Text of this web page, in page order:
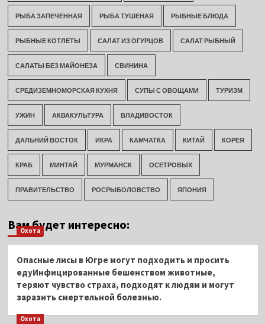
РЫБА ЗАПЕЧЕННАЯ РЫБА ТУШЕНАЯ РЫБНЫЕ БЛЮДА
РЫБНЫЕ КОТЛЕТЫ САЛАТ ИЗ ОГУРЦОВ САЛАТ РЫБНЫЙ
САЛАТЫ БЕЗ МАЙОНЕЗА СВИНИНА
СРЕДИЗЕМНОМОРСКАЯ КУХНЯ СУПЫ С ОВОЩАМИ ТУРИЗМ
УЖИН АКВАКУЛЬТУРА ВЛАДИВОСТОК
ДАЛЬНИЙ ВОСТОК ИКРА КАМЧАТКА КИТАЙ КОРЕЯ
КРАБ МИНТАЙ МУРМАНСК ОСЕТРОВЫХ
ПРАВИТЕЛЬСТВО РОСРЫБОЛОВСТВО ЯПОНИЯ
Вам будет интересно:
Охота
Опасные лисы в Югре могут подходить и просить
едуИнфицированные бешенством животные,
теряют чувство страха, подходят к людям и могут
заразить смертельной болезнью.
Охота